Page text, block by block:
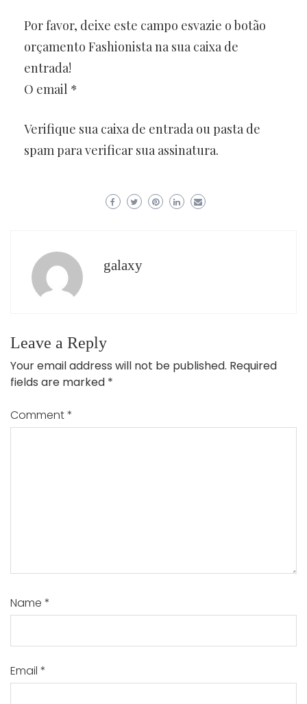
Por favor, deixe este campo esvazie o botão
orçamento Fashionista na sua caixa de
entrada!
O email *
Verifique sua caixa de entrada ou pasta de
spam para verificar sua assinatura.
galaxy
Leave a Reply
Your email address will not be published. Required
fields are marked *
Comment*
Name *
Email *